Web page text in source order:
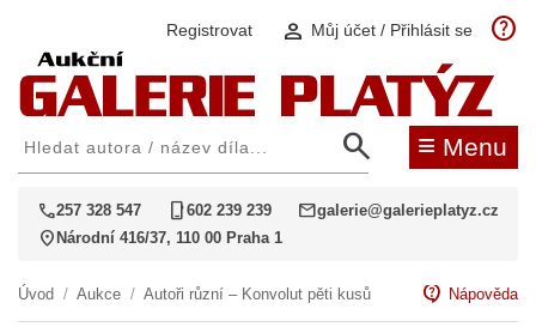
Registrovat person Můj účet / Přihlásit se help
search ≡ Menu
call257 328 547 phone_iphone602 239 239 mailgalerie@galerieplatyz.cz
location_on Národní 416/37, 110 00 Praha 1
Úvod / Aukce / Autoři různí – Konvolut pěti kusů contact_support Nápověda